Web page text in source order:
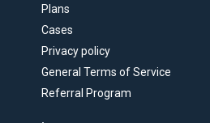
Plans
Cases
Privacy policy
General Terms of Service
Referral Program